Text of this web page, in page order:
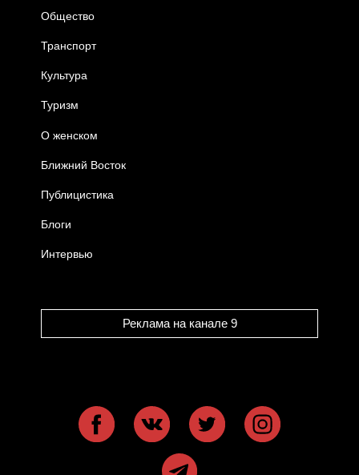
Общество
Транспорт
Культура
Туризм
О женском
Ближний Восток
Публицистика
Блоги
Интервью
Реклама на канале 9